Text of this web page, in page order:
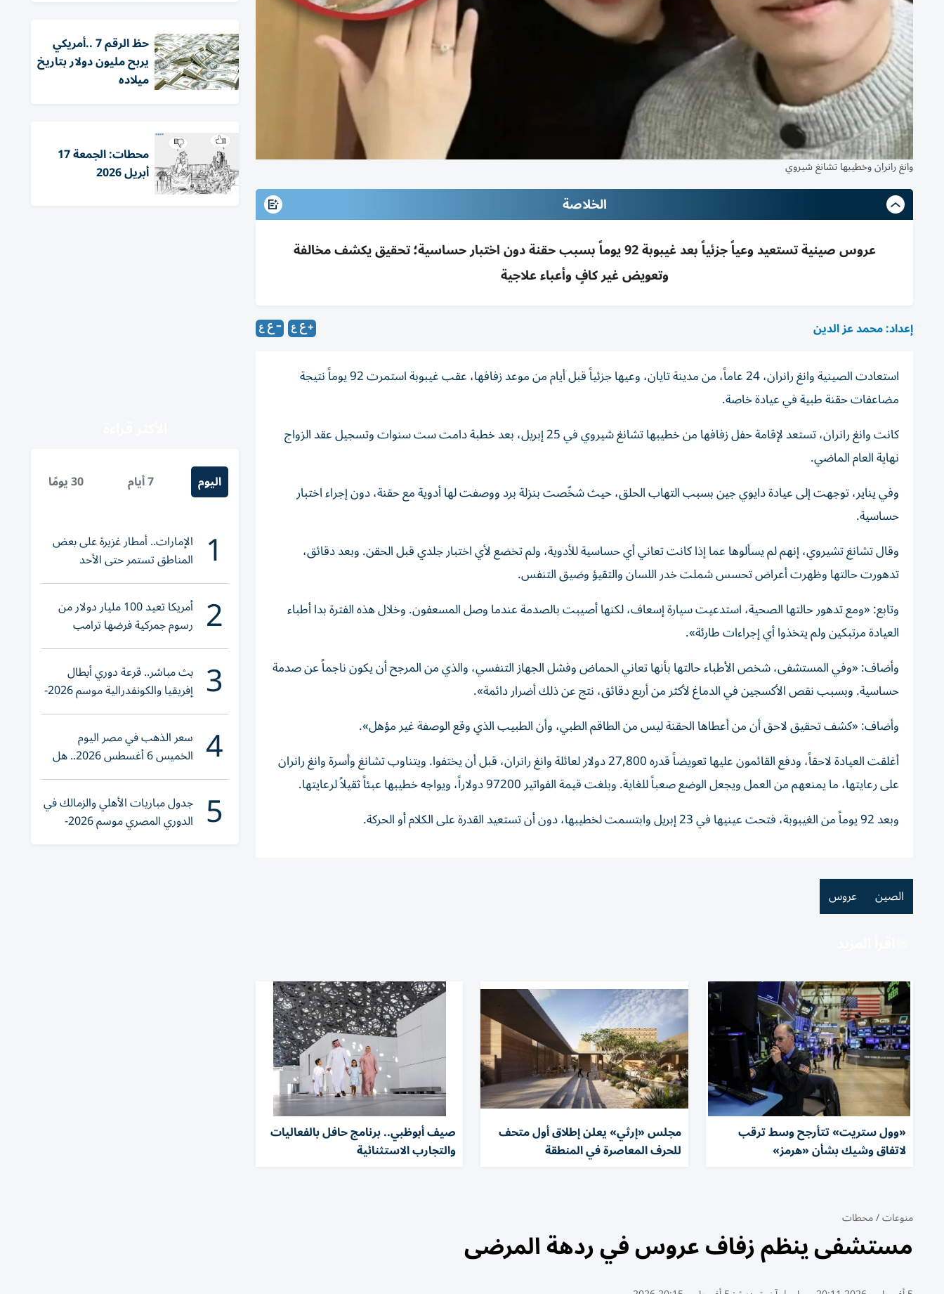
وانغ رانران وخطيبها تشانغ شيروي
الخلاصة
عروس صينية تستعيد وعياً جزئياً بعد غيبوبة 92 يوماً بسبب حقنة دون اختبار حساسية؛ تحقيق يكشف مخالفة
وتعويض غير كافٍ وأعباء علاجية
إعداد: محمد عز الدين
استعادت الصينية وانغ رانران، 24 عاماً، من مدينة تايان، وعيها جزئياً قبل أيام من موعد زفافها، عقب غيبوبة استمرت 92 يوماً نتيجة
مضاعفات حقنة طبية في عيادة خاصة.
كانت وانغ رانران، تستعد لإقامة حفل زفافها من خطيبها تشانغ شيروي في 25 إبريل، بعد خطبة دامت ست سنوات وتسجيل عقد الزواج
نهاية العام الماضي.
وفي يناير، توجهت إلى عيادة دايوي جين بسبب التهاب الحلق، حيث شخّصت بنزلة برد ووصفت لها أدوية مع حقنة، دون إجراء اختبار
حساسية.
وقال تشانغ تشيروي، إنهم لم يسألوها عما إذا كانت تعاني أي حساسية للأدوية، ولم تخضع لأي اختبار جلدي قبل الحقن. وبعد دقائق،
تدهورت حالتها وظهرت أعراض تحسس شملت خدر اللسان والتقيؤ وضيق التنفس.
وتابع: «ومع تدهور حالتها الصحية، استدعيت سيارة إسعاف، لكنها أصيبت بالصدمة عندما وصل المسعفون. وخلال هذه الفترة بدا أطباء
العيادة مرتبكين ولم يتخذوا أي إجراءات طارئة».
وأضاف: «وفي المستشفى، شخص الأطباء حالتها بأنها تعاني الحماض وفشل الجهاز التنفسي، والذي من المرجح أن يكون ناجماً عن صدمة
حساسية. وبسبب نقص الأكسجين في الدماغ لأكثر من أربع دقائق، نتج عن ذلك أضرار دائمة».
وأضاف: «كشف تحقيق لاحق أن من أعطاها الحقنة ليس من الطاقم الطبي، وأن الطبيب الذي وقع الوصفة غير مؤهل».
أغلقت العيادة لاحقاً، ودفع القائمون عليها تعويضاً قدره 27,800 دولار لعائلة وانغ رانران، قبل أن يختفوا. و
يتناوب تشانغ وأسرة وانغ رانران
على رعايتها، ما يمنعهم من العمل ويجعل الوضع صعباً للغاية.وبلغت قيمة الفواتير 97200 دولاراً، ويواجه خطيبها عبئاً ثقيلاً لرعايتها.
وبعد 92 يوماً من الغيبوبة، فتحت عينيها في 23 إبريل وابتسمت لخطيبها، دون أن تستعيد القدرة على الكلام أو الحركة.
الصين عروس
«وول ستريت» تتأرجح وسط ترقب
لاتفاق وشيك بشأن «هرمز»
مجلس «إرثي» يعلن إطلاق أول متحف
للحرف المعاصرة في المنطقة
صيف أبوظبي.. برنامج حافل بالفعاليات
والتجارب الاستثنائية
منوعات/محطات
مستشفى ينظم زفاف عروس في ردهة المرضى
حظ الرقم 7 ..أمريكي
يربح مليون دولار بتاريخ
ميلاده
محطات: الجمعة 17
أبريل 2026
اليوم 7 أيام 30 يومًا
1 الإمارات.. أمطار غزيرة على بعض
المناطق تستمر حتى الأحد
2 أمريكا تعيد 100 مليار دولار من
رسوم جمركية فرضها ترامب
3 بث مباشر.. قرعة دوري أبطال
إفريقيا والكونفدرالية موسم 2026-
2027
4 سعر الذهب في مصر اليوم
الخميس 6 أغسطس 2026.. هل
تنوي الشراء؟
5 جدول مباريات الأهلي والزمالك في
الدوري المصري موسم 2026-